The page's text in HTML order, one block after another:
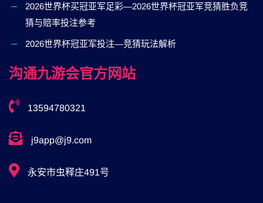
2026世界杯买冠亚军足彩—2026世界杯冠亚军竞猜胜负竞
猜与赔率投注参考
2026世界杯冠亚军投注—竞猜玩法解析
沟通九游会官方网站
13594780321
j9app@j9.com
永安市虫释庄491号